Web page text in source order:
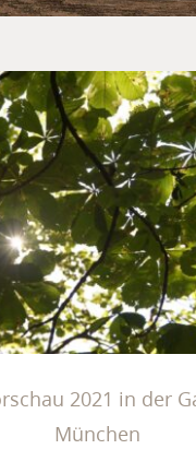
2021 in der
München